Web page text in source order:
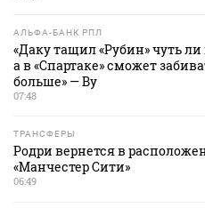
АЛЬФА-БАНК РПЛ
«Даку тащил «Рубин» чуть
а в «Спартаке» сможет
больше» — Ву
07:48
ТРАНСФЕРЫ
Родри вернется в
«Манчестер Сити»
06:49